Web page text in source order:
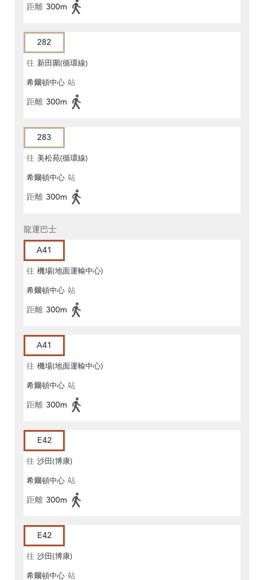
距離 300m
282
往 新田圍(循環線)
希爾頓中心 站
距離 300m
283
往 美松苑(循環線)
希爾頓中心 站
距離 300m
龍運巴士
A41
往 機場(地面運輸中心)
希爾頓中心 站
距離 300m
A41
往 機場(地面運輸中心)
希爾頓中心 站
距離 300m
E42
往 沙田(博康)
希爾頓中心 站
距離 300m
E42
往 沙田(博康)
希爾頓中心 站